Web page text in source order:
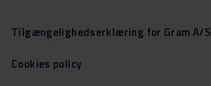
Tilgængelighedserklæring for Gram A/S
Cookies policy